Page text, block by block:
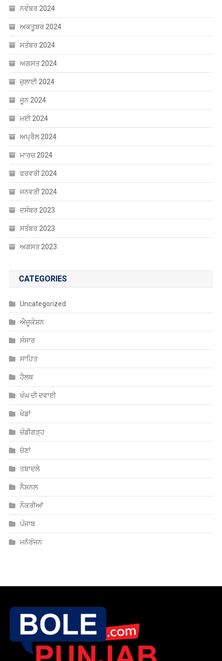
ਨਵੰਬਰ 2024
ਅਕਤੂਬਰ 2024
ਸਤੰਬਰ 2024
ਅਗਸਤ 2024
ਜੁਲਾਈ 2024
ਜੂਨ 2024
ਮਈ 2024
ਅਪ੍ਰੈਲ 2024
ਮਾਰਚ 2024
ਫਰਵਰੀ 2024
ਜਨਵਰੀ 2024
ਦਸੰਬਰ 2023
ਸਤੰਬਰ 2023
ਅਗਸਤ 2023
CATEGORIES
Uncategorized
ਐਜੂਕੇਸ਼ਨ
ਸੰਸਾਰ
ਸਾਹਿਤ
ਹੈਲਥ
ਖੰਘ ਦੀ ਦਵਾਈ
ਖੇਡਾਂ
ਚੰਡੀਗੜ੍ਹ
ਚੋਣਾਂ
ਤਬਾਦਲੇ
ਨੈਸ਼ਨਲ
ਨੌਕਰੀਆਂ
ਪੰਜਾਬ
ਮਨੋਰੰਜਨ